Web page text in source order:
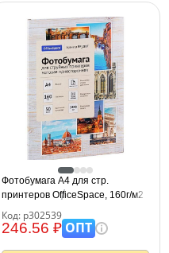
Фотобумага А4 для стр.
принтеров OfficeSpace, 160г/м2
Код: р302539
246.56 ₽ОПТ